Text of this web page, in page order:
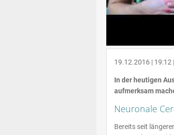
19.12.2016 | 19:12
In der heutigen
aufmerksam
Neuronale
Bereits seit